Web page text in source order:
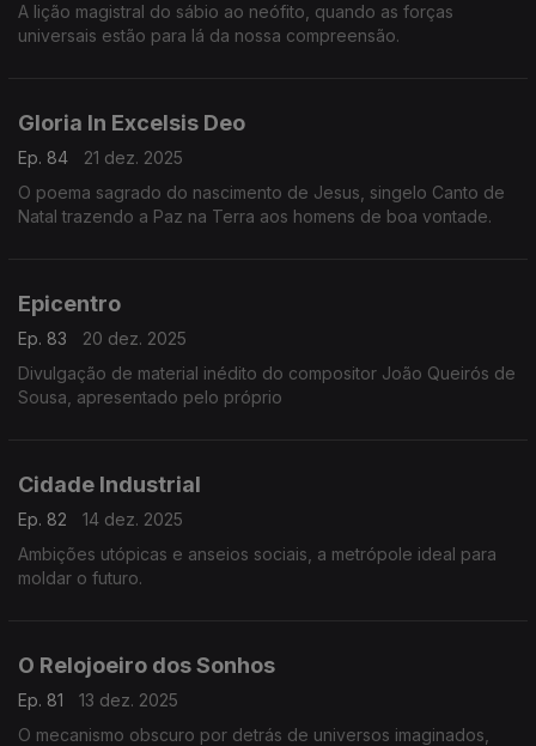
A lição magistral do sábio ao neófito, quando as forças
universais estão para lá da nossa compreensão.
Gloria In Excelsis Deo
Ep. 84
21 dez. 2025
O poema sagrado do nascimento de Jesus, singelo Canto de
Natal trazendo a Paz na Terra aos homens de boa vontade.
Epicentro
Ep. 83
20 dez. 2025
Divulgação de material inédito do compositor João Queirós de
Sousa, apresentado pelo próprio
Cidade Industrial
Ep. 82
14 dez. 2025
Ambições utópicas e anseios sociais, a metrópole ideal para
moldar o futuro.
O Relojoeiro dos Sonhos
Ep. 81
13 dez. 2025
O mecanismo obscuro por detrás de universos imaginados,